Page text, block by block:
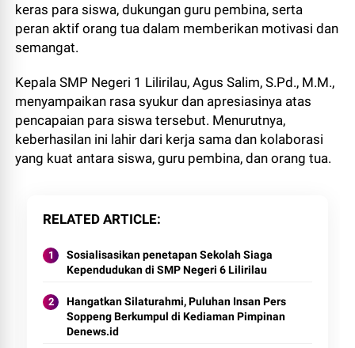
keras para siswa, dukungan guru pembina, serta
peran aktif orang tua dalam memberikan motivasi dan
semangat.
Kepala SMP Negeri 1 Lilirilau, Agus Salim, S.Pd., M.M.,
menyampaikan rasa syukur dan apresiasinya atas
pencapaian para siswa tersebut. Menurutnya,
keberhasilan ini lahir dari kerja sama dan kolaborasi
yang kuat antara siswa, guru pembina, dan orang tua.
RELATED ARTICLE
Sosialisasikan penetapan Sekolah Siaga
Kependudukan di SMP Negeri 6 Lilirilau
Hangatkan Silaturahmi, Puluhan Insan Pers
Soppeng Berkumpul di Kediaman Pimpinan
Denews.id